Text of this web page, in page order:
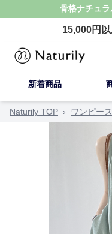
骨格ナチュラ
15,000円
新着商品
Naturily TOP › ワンピー